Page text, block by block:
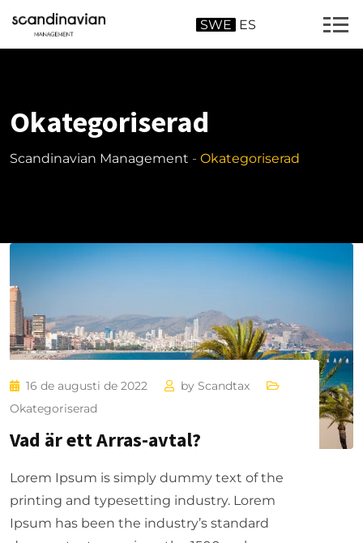
SWE ES
Okategoriserad
Scandinavian Management - Okategoriserad
16 de augusti de 2022 by Scandtax
Okategoriserad
Vad är ett Arras-avtal?
Lorem Ipsum is simply dummy text of the
printing and typesetting industry. Lorem
Ipsum has been the industry’s standard